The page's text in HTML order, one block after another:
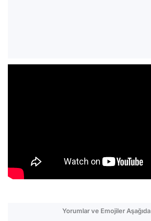
Yorumlar ve Emojiler Aşağıda